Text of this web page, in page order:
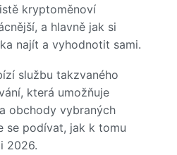
kryptoměnoví
a hlavně jak si
najít a vyhodnotit sami.
službu takzvaného
která umožňuje
obchody vybraných
se podívat, jak k tomu
2026.